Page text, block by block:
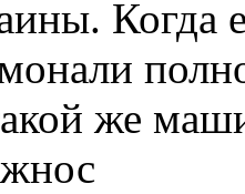
Когда
же